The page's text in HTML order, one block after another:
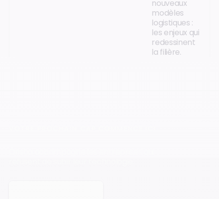
nouveaux
modèles
logistiques :
les enjeux qui
redessinent
la filière.